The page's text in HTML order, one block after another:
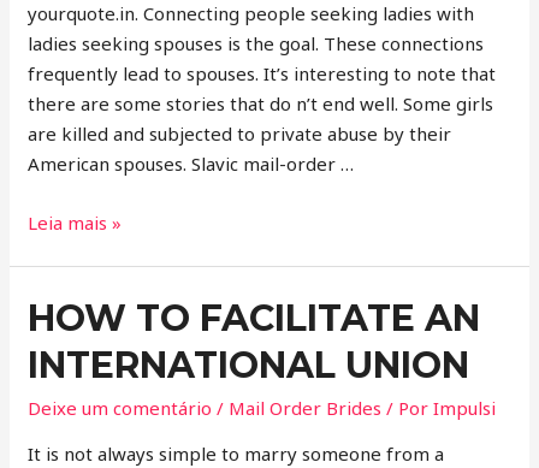
yourquote.in. Connecting people seeking ladies with
ladies seeking spouses is the goal. These connections
frequently lead to spouses. It’s interesting to note that
there are some stories that do n’t end well. Some girls
are killed and subjected to private abuse by their
American spouses. Slavic mail-order …
Leia mais »
HOW TO FACILITATE AN
INTERNATIONAL UNION
Deixe um comentário / Mail Order Brides / PorImpulsi
It is not always simple to marry someone from a